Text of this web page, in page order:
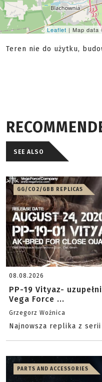
Leaflet | Map data
Teren nie do użytku,
SEE ALSO
GG/CO2/GBB REPLICAS
08.08.2026
PP-19 Vityaz-
Vega Force ...
Grzegorz Woźnica
Najnowsza replika z
PARTS AND ACCESSORIES